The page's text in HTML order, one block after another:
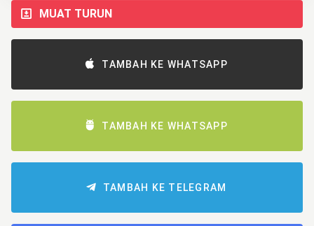
MUAT TURUN
TAMBAH KE WHATSAPP
TAMBAH KE WHATSAPP
TAMBAH KE TELEGRAM